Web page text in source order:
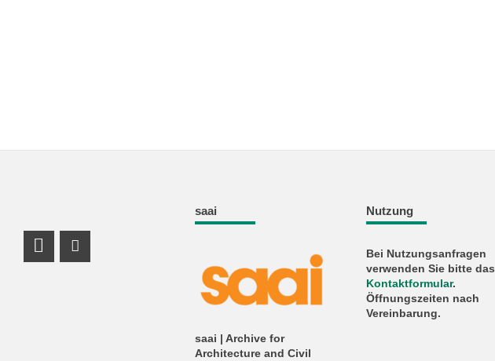
saai
saai | Archive for
Architecture and Civil
Nutzung
Bei Nutzungsanfragen
verwenden Sie bitte das
Kontaktformular.
Öffnungszeiten nach
Vereinbarung.
Facebook Profile
Instagram Profile